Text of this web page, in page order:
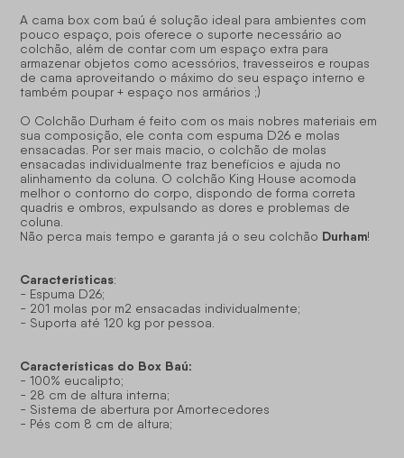
A cama box com baú é solução ideal para ambientes com
pouco espaço, pois oferece o suporte necessário ao
colchão, além de contar com um espaço extra para
armazenar objetos como acessórios, travesseiros e roupas
de cama aproveitando o máximo do seu espaço interno e
também poupar + espaço nos armários ;)
O Colchão Durham é feito com os mais nobres materiais em
sua composição, ele conta com espuma D26 e molas
ensacadas. Por ser mais macio, o colchão de molas
ensacadas individualmente traz benefícios e ajuda no
alinhamento da coluna. O colchão King House acomoda
melhor o contorno do corpo, dispondo de forma correta
quadris e ombros, expulsando as dores e problemas de
coluna.
Não perca mais tempo e garanta já o seu colchão Durham!
Características:
- Espuma D26;
- 201 molas por m2 ensacadas individualmente;
- Suporta até 120 kg por pessoa.
Características do Box Baú:
- 100% eucalipto;
- 28 cm de altura interna;
- Sistema de abertura por Amortecedores
- Pés com 8 cm de altura;